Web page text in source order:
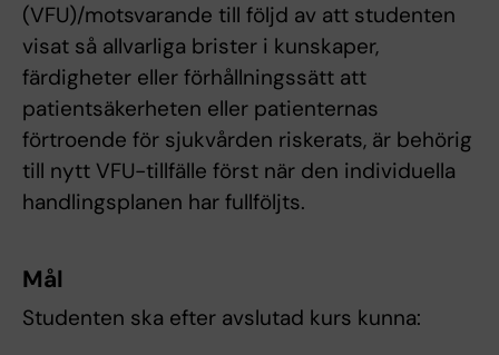
(VFU)/motsvarande till följd av att studenten
visat så allvarliga brister i kunskaper,
färdigheter eller förhållningssätt att
patientsäkerheten eller patienternas
förtroende för sjukvården riskerats, är behörig
till nytt VFU-tillfälle först när den individuella
handlingsplanen har fullföljts.
Mål
Studenten ska efter avslutad kurs kunna: